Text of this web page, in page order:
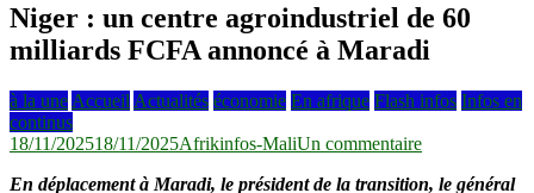
Niger : un centre agroindustriel de 60
milliards FCFA annoncé à Maradi
à la une Accueil Actualités économie En afrique Flash infos Infos en
continus
18/11/202518/11/2025Afrikinfos-MaliUn commentairesur
:
En déplacement à Maradi, le président de la transition, le général